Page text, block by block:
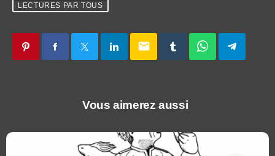
LECTURES PAR TOUS
email
Vous aimerez aussi